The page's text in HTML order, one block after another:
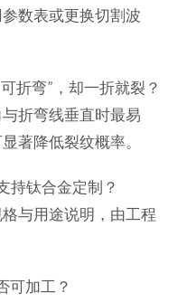
数表或更换切割波
折弯”，却一折就裂？
折弯线垂直时最易
著降低裂纹概率。
持钛合金定制？
与用途说明，由工程
可加工？